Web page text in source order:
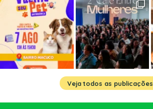
Veja todos as publicações